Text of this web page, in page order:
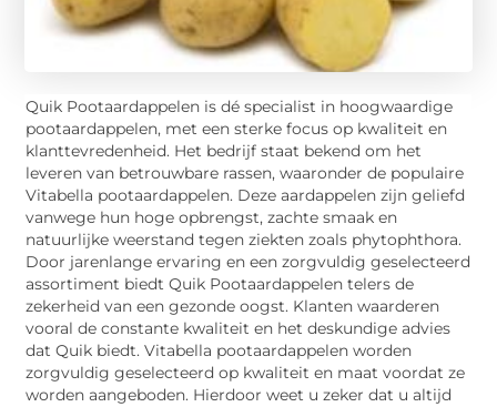
Quik Pootaardappelen is dé specialist in hoogwaardige
pootaardappelen, met een sterke focus op kwaliteit en
klanttevredenheid. Het bedrijf staat bekend om het
leveren van betrouwbare rassen, waaronder de populaire
Vitabella pootaardappelen. Deze aardappelen zijn geliefd
vanwege hun hoge opbrengst, zachte smaak en
natuurlijke weerstand tegen ziekten zoals phytophthora.
Door jarenlange ervaring en een zorgvuldig geselecteerd
assortiment biedt Quik Pootaardappelen telers de
zekerheid van een gezonde oogst. Klanten waarderen
vooral de constante kwaliteit en het deskundige advies
dat Quik biedt. Vitabella pootaardappelen worden
zorgvuldig geselecteerd op kwaliteit en maat voordat ze
worden aangeboden. Hierdoor weet u zeker dat u altijd